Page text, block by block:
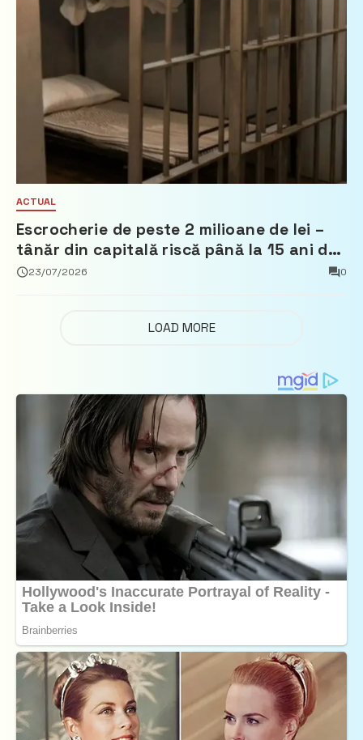
ACTUAL
Escrocherie de peste 2 milioane de lei –
tânăr din capitală riscă până la 15 ani de
închisoare
23/07/2026 0
LOAD MORE